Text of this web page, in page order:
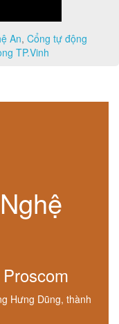
An, Cổng tự động
TP.Vinh
Hưng Dũng, thành